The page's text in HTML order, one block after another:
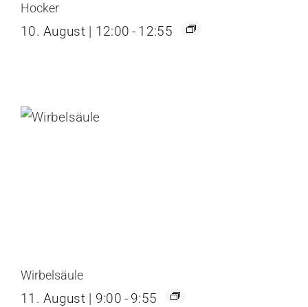
Hocker
10. August | 12:00 - 12:55
Wirbelsäule
11. August | 9:00 - 9:55